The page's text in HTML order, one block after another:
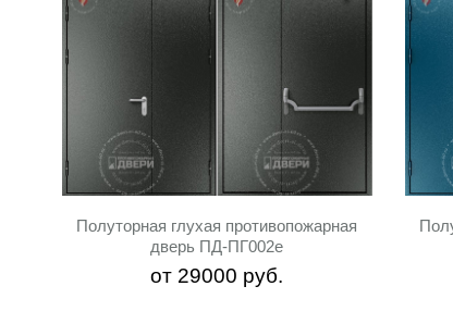
Полуторная глухая противопожарная
дверь ПД-ПГ002e
от 29000 руб.